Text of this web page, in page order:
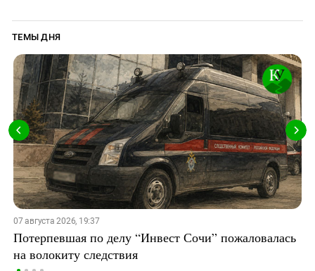
ТЕМЫ ДНЯ
07 августа 2026, 19:37
Потерпевшая по делу “Инвест Сочи” пожаловалась
на волокиту следствия